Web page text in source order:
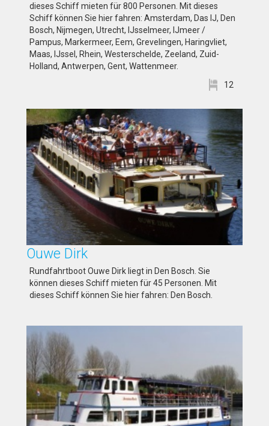
dieses Schiff mieten für 800 Personen. Mit dieses
Schiff können Sie hier fahren: Amsterdam, Das IJ, Den
Bosch, Nijmegen, Utrecht, IJsselmeer, IJmeer /
Pampus, Markermeer, Eem, Grevelingen, Haringvliet,
Maas, IJssel, Rhein, Westerschelde, Zeeland, Zuid-
Holland, Antwerpen, Gent, Wattenmeer.
12
Ouwe Dirk
Rundfahrtboot Ouwe Dirk liegt in Den Bosch. Sie
können dieses Schiff mieten für 45 Personen. Mit
dieses Schiff können Sie hier fahren: Den Bosch.